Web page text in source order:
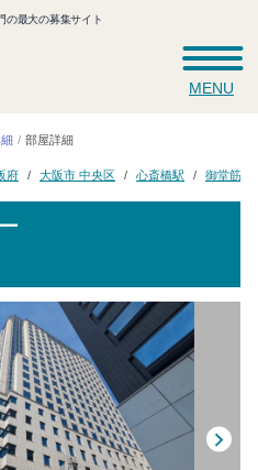
の最大の募集サイト
MENU
部屋詳細
府 大阪市 中央区 心斎橋駅 御堂筋グ